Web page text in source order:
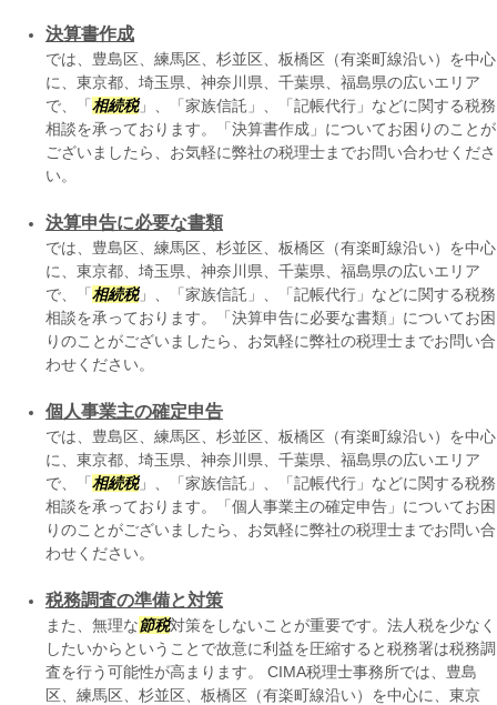
決算書作成
では、豊島区、練馬区、杉並区、板橋区（有楽町線沿い）を中心
に、東京都、埼玉県、神奈川県、千葉県、福島県の広いエリア
で、「 相続税」、「家族信託」、「記帳代行」などに関する税務
相談を承っております。「決算書作成」についてお困りのことが
ございましたら、お気軽に弊社の税理士までお問い合わせくださ
い。
決算申告に必要な書類
では、豊島区、練馬区、杉並区、板橋区（有楽町線沿い）を中心
に、東京都、埼玉県、神奈川県、千葉県、福島県の広いエリア
で、「 相続税」、「家族信託」、「記帳代行」などに関する税務
相談を承っております。「決算申告に必要な書類」についてお困
りのことがございましたら、お気軽に弊社の税理士までお問い合
わせください。
個人事業主の確定申告
では、豊島区、練馬区、杉並区、板橋区（有楽町線沿い）を中心
に、東京都、埼玉県、神奈川県、千葉県、福島県の広いエリア
で、「 相続税」、「家族信託」、「記帳代行」などに関する税務
相談を承っております。「個人事業主の確定申告」についてお困
りのことがございましたら、お気軽に弊社の税理士までお問い合
わせください。
税務調査の準備と対策
また、無理な節税対策をしないことが重要です。法人税を少なく
したいからということで故意に利益を圧縮すると税務署は税務調
査を行う可能性が高まります。 CIMA税理士事務所では、豊島
区、練馬区、杉並区、板橋区（有楽町線沿い）を中心に、東京